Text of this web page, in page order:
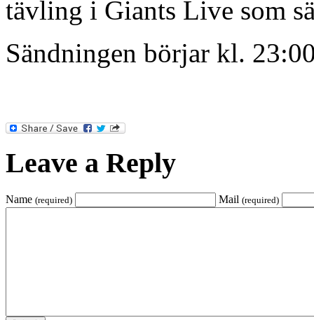
tävling i Giants Live som
Sändningen börjar kl.
Leave a Reply
Name (required) Mail (required)